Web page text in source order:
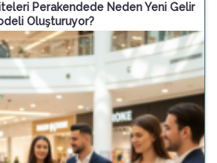
Perakendede Neden Yeni Gelir
Oluşturuyor?